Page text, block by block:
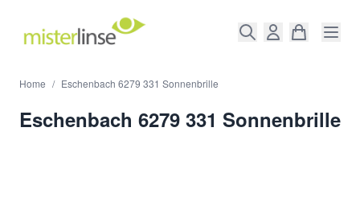
Home / Eschenbach 6279 331 Sonnenbrille
Eschenbach 6279 331 Sonnenbrille